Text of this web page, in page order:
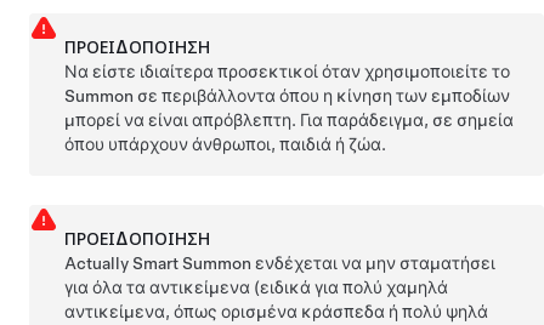
ΠΡΟΕΙΔΟΠΟΊΗΣΗ
Να είστε ιδιαίτερα προσεκτικοί όταν χρησιμοποιείτε το
Summon σε περιβάλλοντα όπου η κίνηση των εμποδίων
μπορεί να είναι απρόβλεπτη. Για παράδειγμα, σε σημεία
όπου υπάρχουν άνθρωποι, παιδιά ή ζώα.
ΠΡΟΕΙΔΟΠΟΊΗΣΗ
Actually Smart Summon ενδέχεται να μην σταματήσει
για όλα τα αντικείμενα (ειδικά για πολύ χαμηλά
αντικείμενα, όπως ορισμένα κράσπεδα ή πολύ ψηλά